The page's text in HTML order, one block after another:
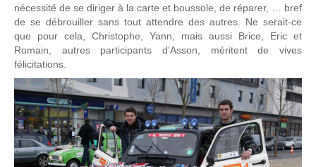
nécessité de se diriger à la carte et boussole, de réparer, … bref
de se débrouiller sans tout attendre des autres. Ne serait-ce
que pour cela, Christophe, Yann, mais aussi Brice, Eric et
Romain, autres participants d’Asson, méritent de vives
félicitations.